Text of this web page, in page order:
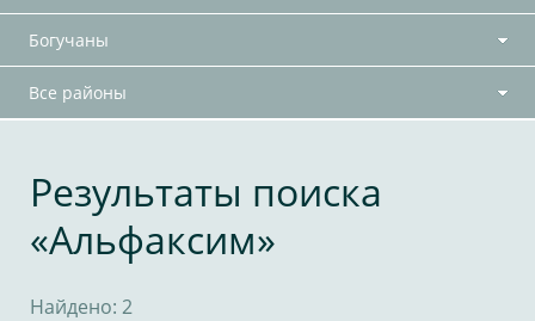
Богучаны
Все районы
Результаты поиска
«Альфаксим»
Найдено: 2